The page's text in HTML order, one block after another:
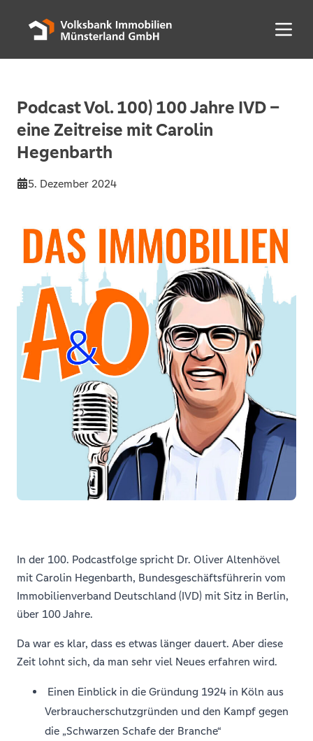
Menü
Podcast Vol. 100) 100 Jahre IVD –
eine Zeitreise mit Carolin
Hegenbarth⁠
5. Dezember 2024
In der 100. Podcastfolge spricht Dr. Oliver Altenhövel
mit Carolin Hegenbarth, Bundesgeschäftsführerin vom
Immobilienverband Deutschland (IVD) mit Sitz in Berlin,
über 100 Jahre.
Da war es klar, dass es etwas länger dauert. Aber diese
Zeit lohnt sich, da man sehr viel Neues erfahren wird.
Einen Einblick in die Gründung 1924 in Köln aus
Verbraucherschutzgründen und den Kampf gegen
die „Schwarzen Schafe der Branche“